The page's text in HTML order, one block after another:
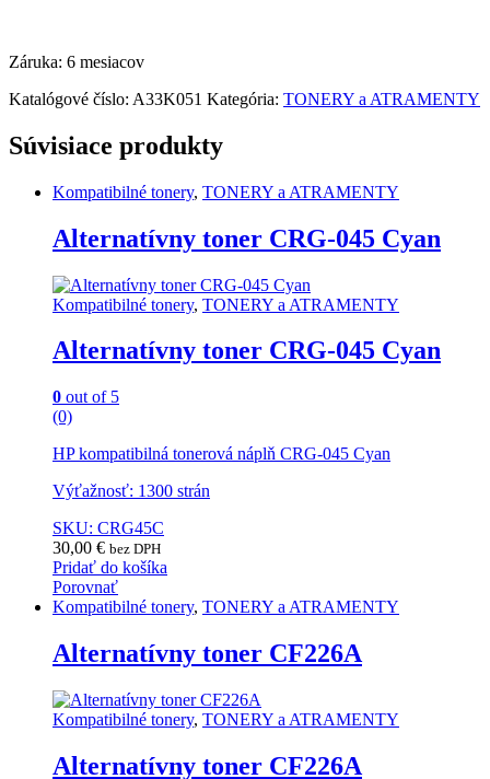
Záruka: 6 mesiacov
Katalógové číslo: A33K051 Kategória: TONERY a ATRAMENTY
Súvisiace produkty
Kompatibilné tonery, TONERY a ATRAMENTY
Alternatívny toner CRG-045 Cyan
Kompatibilné tonery, TONERY a ATRAMENTY
Alternatívny toner CRG-045 Cyan
0 out of 5
(0)
HP kompatibilná tonerová náplň CRG-045 Cyan
Výťažnosť: 1300 strán
SKU: CRG45C
30,00 € bez DPH
Pridať do košíka
Porovnať
Kompatibilné tonery, TONERY a ATRAMENTY
Alternatívny toner CF226A
Kompatibilné tonery, TONERY a ATRAMENTY
Alternatívny toner CF226A